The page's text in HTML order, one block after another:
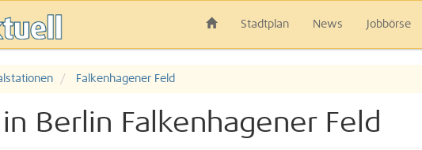
Stadtplan News Jobbörse
Falkenhagener Feld
Berlin Falkenhagener Feld